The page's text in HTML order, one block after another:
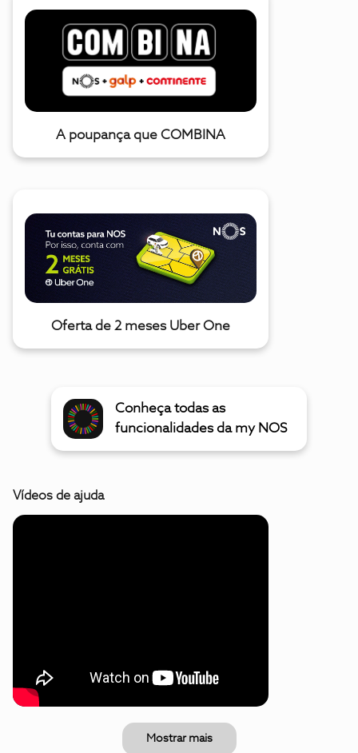
A poupança que COMBINA
Oferta de 2 meses Uber One
Conheça todas as
funcionalidades da my NOS
Vídeos de ajuda
Mostrar mais